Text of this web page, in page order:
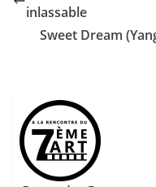
inlassable
Sweet Dream